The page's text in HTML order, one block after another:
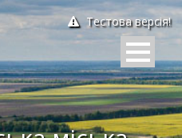
Тестова версія!